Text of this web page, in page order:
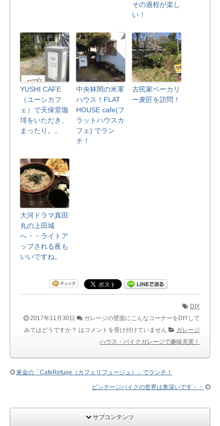
その過程が楽し
い！
YUSHI CAFE
（ユーシカフ
ェ）で天保堂珈
琲をいただき、
まったり。。
中央林間の米軍
ハウス！FLAT
HOUSE cafe(フ
ラットハウスカ
フェ) でラン
チ！
古民家ベーカリ
ー麦匠を訪問！
大河ドラマ真田
丸の上田城
へ・・ライトア
ップされる夜も
いいですね。
DIY
2017年11月30日
ガレージの壁面にこんなコーナーをDIYして
みてはどうですか？ は コメントを受け付けていません
ガレージ
ハウス・バイクガレージで趣味充実！
東金の「CafeRefuge（カフェリフュージュ）」でランチ！
ビンテージバイクの世界は奥深いです・・
サブコンテンツ